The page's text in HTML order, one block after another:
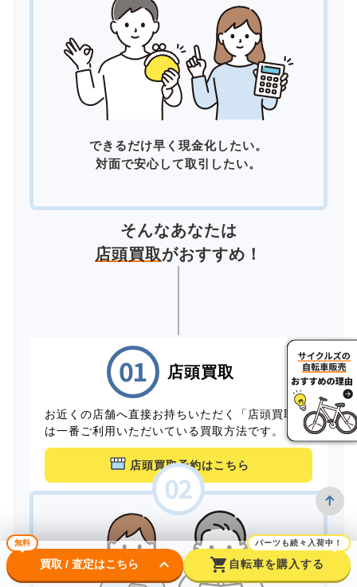
できるだけ早く現金化したい。
対面で安心して取引したい。
そんなあなたは
店頭買取がおすすめ！
店頭買取
お近くの店舗へ直接お持ちいただく「店頭買取」
は一番ご利用いただいている買取方法です。
店頭買取予約はこちら
無料
買取 / 査定はこちら keyboard_arrow_down shopping_cart
パーツも続々入荷中！
自転車を購入する